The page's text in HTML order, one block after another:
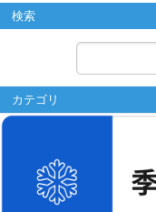
検索
カテゴリ